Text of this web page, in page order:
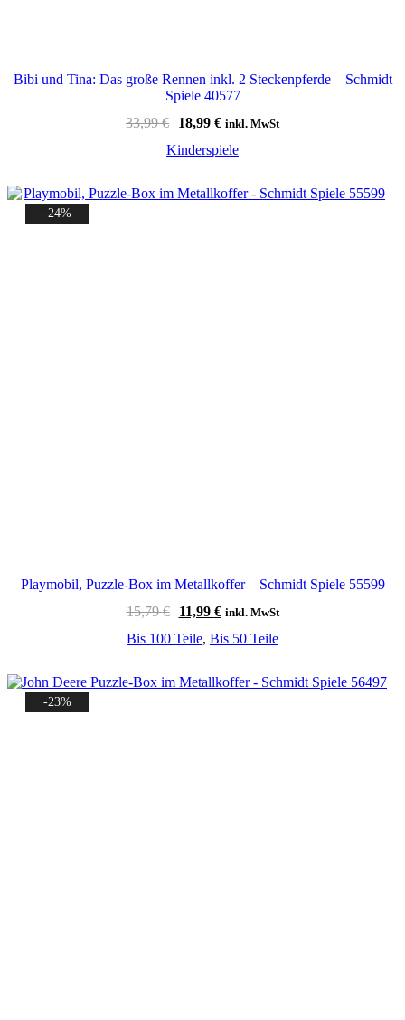
Bibi und Tina: Das große Rennen inkl. 2 Steckenpferde – Schmidt
Spiele 40577
33,99€
Ursprünglicher
war:
18,99 €Aktueller
ist:
inkl. MwSt
Kinderspiele
-24%
Playmobil, Puzzle-Box im Metallkoffer – Schmidt Spiele 55599
15,79€
Ursprünglicher
war:
11,99 €Aktueller
ist:
inkl. MwSt
Bis 100 Teile, Bis 50 Teile
-23%